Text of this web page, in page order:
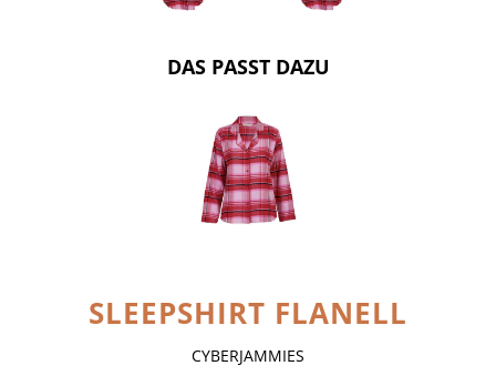
DAS PASST DAZU
SLEEPSHIRT FLANELL
CYBERJAMMIES